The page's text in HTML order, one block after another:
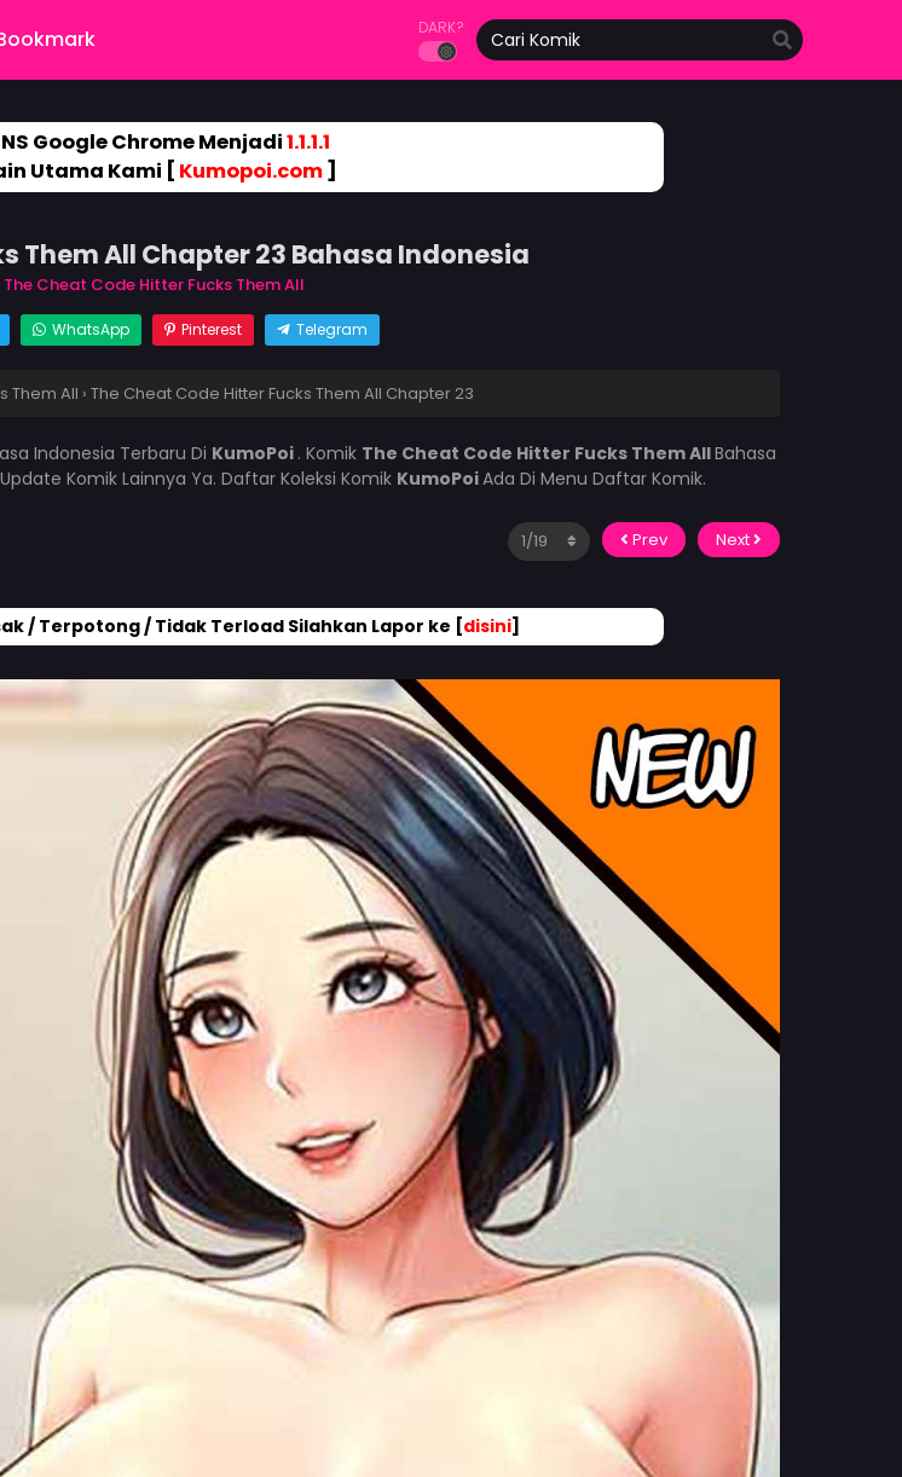
DARK?
Google Chrome Menjadi1.1.1.1
Utama Kami [ Kumopoi.com]
Them All Chapter 23 Bahasa Indonesia
The Cheat Code Hitter Fucks Them All
WhatsApp Pinterest Telegram
Them All › The Cheat Code Hitter Fucks Them All Chapter 23
Indonesia Terbaru Di KumoPoi . Komik The Cheat Code Hitter Fucks Them AllBahasa
Komik Lainnya Ya. Daftar Koleksi Komik KumoPoiAda Di Menu Daftar Komik.
Prev Next
/ Terpotong / Tidak Terload Silahkan Lapor ke [disini]